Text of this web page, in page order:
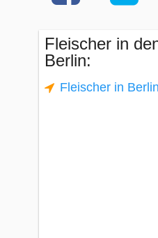
Fleischer in
Berlin:
Fleischer in